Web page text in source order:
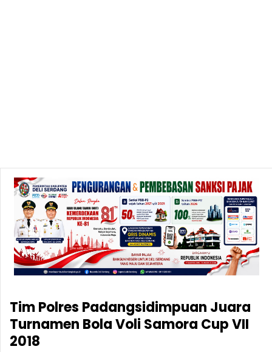
Tim Polres Padangsidimpuan Juara
Turnamen Bola Voli Samora Cup VII
2018